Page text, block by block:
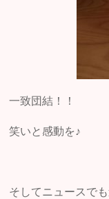
一致団結！！
笑いと感動を♪
そしてニュースで